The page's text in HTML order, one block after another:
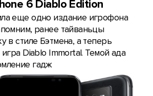
6 Diablo Edition
еще одно издание игрофона
ранее тайваньцы
в стиле Бэтмена, а теперь
игра Diablo Immortal. Темой ада
гадж